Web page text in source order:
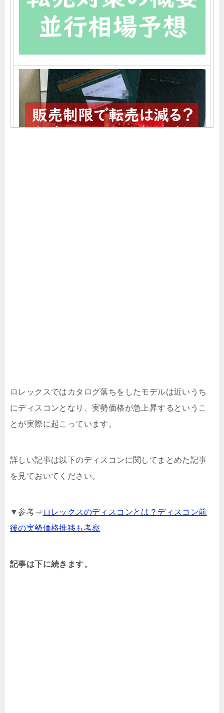
ロレックスではカタログ落ちをしたモデルは近いうち
にディスコンとなり、実勢価格が急上昇するというこ
とが実際に起こっています。
詳しい記事は以下のディスコンに関してまとめた記事
を見ておいてください。
▼参考⇒ ロレックスのディスコンとは？ディスコン前
後の実勢価格推移も考察
記事は下に続きます。